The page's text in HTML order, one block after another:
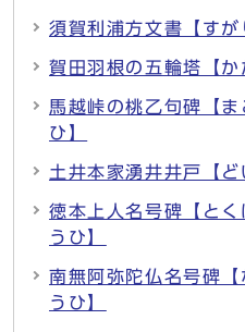
須賀利浦方文書【すが
賀田羽根の五輪塔【か
馬越峠の桃乙句碑【
ひ】
土井本家湧井井戸【ど
徳本上人名号碑【と
うひ】
南無阿弥陀仏名号碑
うひ】